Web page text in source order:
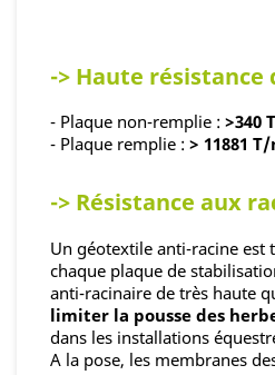
-> Haute résistance
- Plaque non-remplie : >340
- Plaque remplie : > 11881 T/
-> Résistance aux
Un géotextile anti-racine est
chaque plaque de
anti-racinaire de très haute
limiter la pousse des
dans les installations
A la pose, les membranes